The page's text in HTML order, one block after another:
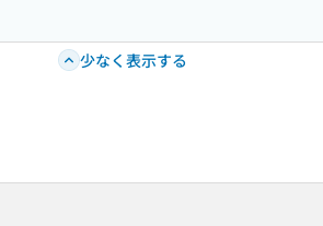
少なく表示する